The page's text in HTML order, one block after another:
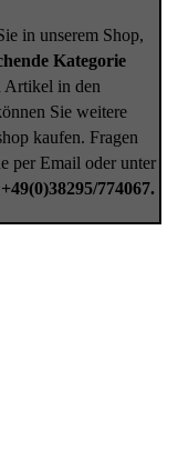
in unserem Shop,
Kategorie
Artikel in den
Sie weitere
kaufen. Fragen
per Email oder unter
774067.